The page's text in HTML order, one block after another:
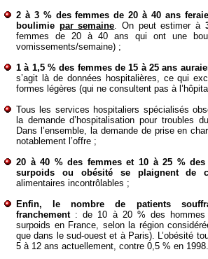
2 à 3 % des femmes de 20 à 40 ans
boulimie par semaine. On peut estimer à
femmes de 20 à 40 ans qui ont une
vomissements/semaine) ;
1 à 1,5 % des femmes de 15 à 25 ans
s’agit là de données hospitalières, ce qui
formes légères (qui ne consultent pas à
Tous les services hospitaliers spécialisés
la demande d’hospitalisation pour troubles
Dans l’ensemble, la demande de prise en
notablement l’offre ;
20 à 40 % des femmes et 10 à 25 %
surpoids ou obésité se plaignent de
alimentaires incontrôlables ;
Enfin, le nombre de patients
franchement: de 10 à 20 % des hommes
surpoids en France, selon la région
que dans le sud-ouest et à Paris). L’obésité
5 à 12 ans actuellement, contre 0,5 % en 1998.